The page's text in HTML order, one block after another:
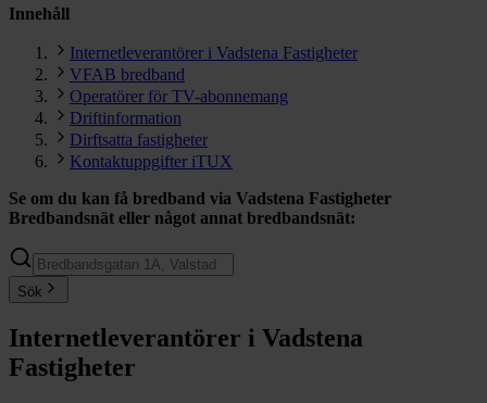
Innehåll
Internetleverantörer i Vadstena Fastigheter
VFAB bredband
Operatörer för TV-abonnemang
Driftinformation
Dirftsatta fastigheter
Kontaktuppgifter iTUX
Se om du kan få bredband via Vadstena Fastigheter
Bredbandsnät eller något annat bredbandsnät:
Sök
Internetleverantörer i Vadstena
Fastigheter